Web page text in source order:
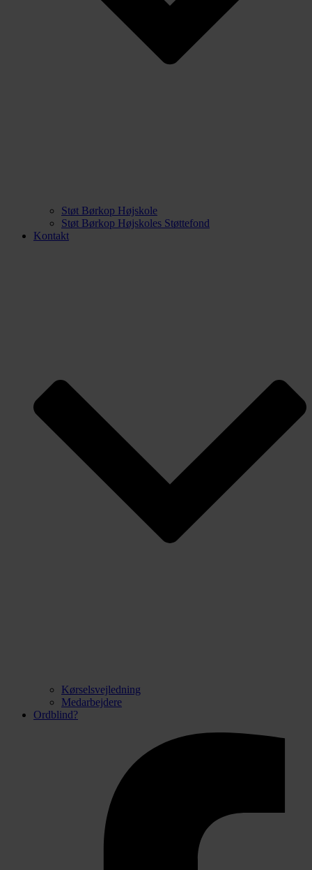
Støt Børkop Højskole
Støt Børkop Højskoles Støttefond
Kontakt
Kørselsvejledning
Medarbejdere
Ordblind?